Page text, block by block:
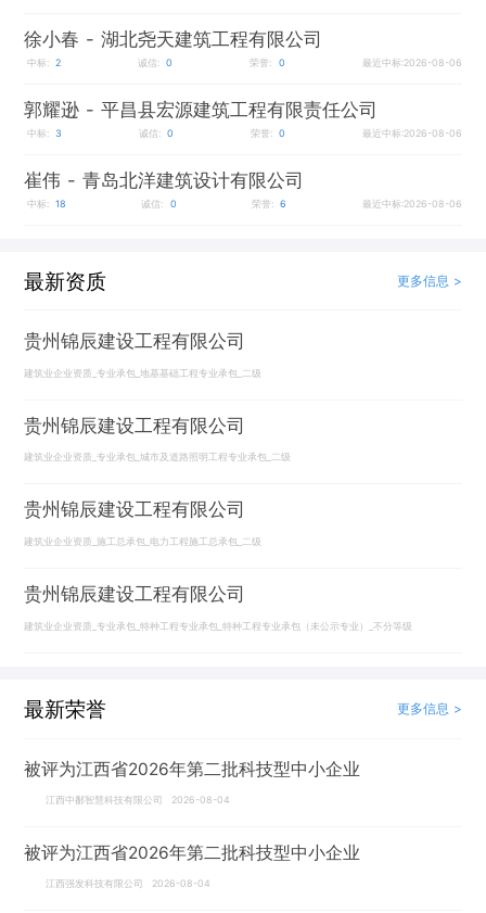
徐小春 - 湖北尧天建筑工程有限公司
中标: 2 诚信: 0 荣誉: 0 最近中标:2026-08-06
郭耀逊 - 平昌县宏源建筑工程有限责任公司
中标: 3 诚信: 0 荣誉: 0 最近中标:2026-08-06
崔伟 - 青岛北洋建筑设计有限公司
中标: 18 诚信: 0 荣誉: 6 最近中标:2026-08-06
最新资质 更多信息 >
贵州锦辰建设工程有限公司
建筑业企业资质_专业承包_地基基础工程专业承包_二级
贵州锦辰建设工程有限公司
建筑业企业资质_专业承包_城市及道路照明工程专业承包_二级
贵州锦辰建设工程有限公司
建筑业企业资质_施工总承包_电力工程施工总承包_二级
贵州锦辰建设工程有限公司
建筑业企业资质_专业承包_特种工程专业承包_特种工程专业承包（未公示专业）_不分等级
最新荣誉 更多信息 >
被评为江西省2026年第二批科技型中小企业
江西中鄱智慧科技有限公司 2026-08-04
被评为江西省2026年第二批科技型中小企业
江西强发科技有限公司 2026-08-04